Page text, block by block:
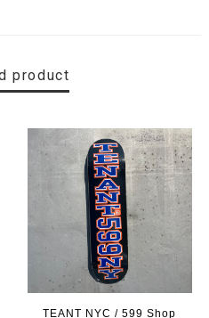
product
TEANT NYC / 599 Shop